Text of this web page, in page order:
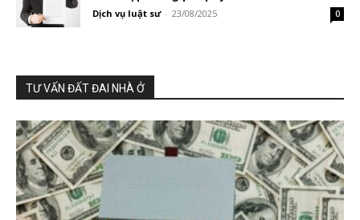
Dịch vụ luật sư - 23/08/2025 0
TƯ VẤN ĐẤT ĐAI NHÀ Ở